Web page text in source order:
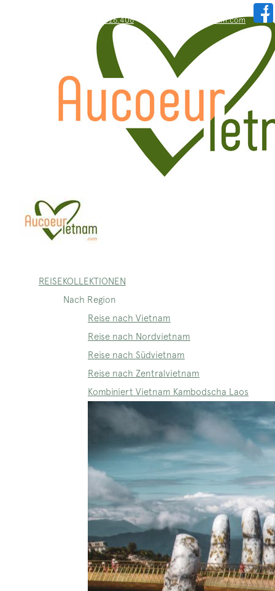
WhatsApp: +84.909.426.406 hallo@aucoeurvietnam.com
REISEKOLLEKTIONEN
Nach Region
Reise nach Vietnam
Reise nach Nordvietnam
Reise nach Südvietnam
Reise nach Zentralvietnam
Kombiniert Vietnam Kambodscha Laos